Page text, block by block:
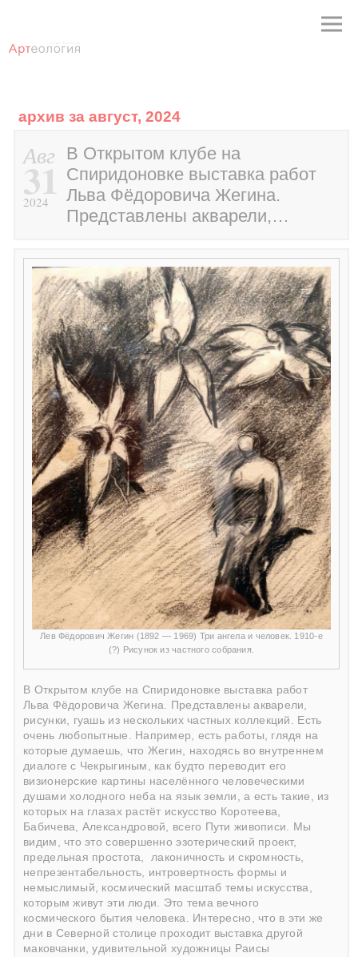
архив за август, 2024
Авг
31
2024
В Открытом клубе на
Спиридоновке выставка работ
Льва Фёдоровича Жегина.
Представлены акварели,…
Лев Фёдорович Жегин (1892 — 1969) Три ангела и человек. 1910-е
(?) Рисунок из частного собрания.
В Открытом клубе на Спиридоновке выставка работ
Льва Фёдоровича Жегина. Представлены акварели,
рисунки, гуашь из нескольких частных коллекций. Есть
очень любопытные. Например, есть работы, глядя на
которые думаешь, что Жегин, находясь во внутреннем
диалоге с Чекрыгиным, как будто переводит его
визионерские картины населённого человеческими
душами холодного неба на язык земли, а есть такие, из
которых на глазах растёт искусство Коротеева,
Бабичева, Александровой, всего Пути живописи. Мы
видим, что это совершенно эзотерический проект,
предельная простота,
лаконичность и скромность,
непрезентабельность, интровертность формы и
немыслимый, космический масштаб темы искусства,
которым живут эти люди. Это тема вечного
космического бытия человека. Интересно, что в эти же
дни в Северной столице проходит выставка другой
маковчанки, удивительной художницы Раисы